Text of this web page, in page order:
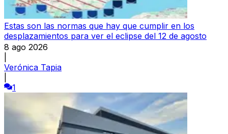
Estas son las normas que hay que cumplir en los
desplazamientos para ver el eclipse del 12 de agosto
8 ago 2026
Verónica Tapia
1